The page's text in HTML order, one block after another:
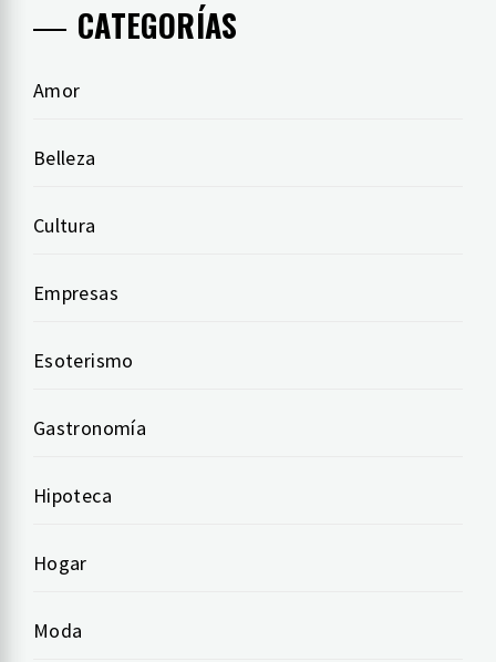
CATEGORÍAS
Amor
Belleza
Cultura
Empresas
Esoterismo
Gastronomía
Hipoteca
Hogar
Moda